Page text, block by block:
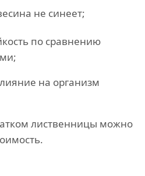
не синеет;
по сравнению
на организм
лиственницы можно